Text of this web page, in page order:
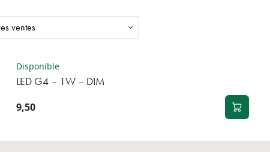
BEST-SELLER
Disponible
LED G4 – 1W – DIM
9,50